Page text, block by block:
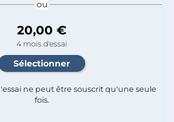
ou
20,00 €
4 mois d'essai
ne peut être souscrit qu'une seule
fois.​